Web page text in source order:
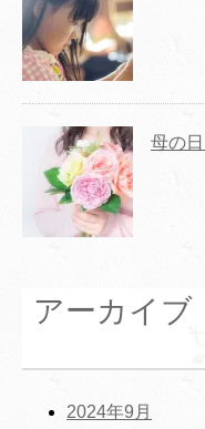
母の
アーカイブ
2024年9月